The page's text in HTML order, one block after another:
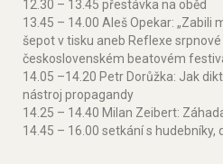
12.30 – 13.45 přestávka na oběd
13.45 – 14.00 Aleš Opekar: „Zabili
šepot v tisku aneb Reflexe srpnové
československém beatovém
14.05 –14.20 Petr Dorůžka: Jak
nástroj propagandy
14.25 – 14.40 Milan Zeibert:
14.45 – 16.00 setkání s hudebníky,